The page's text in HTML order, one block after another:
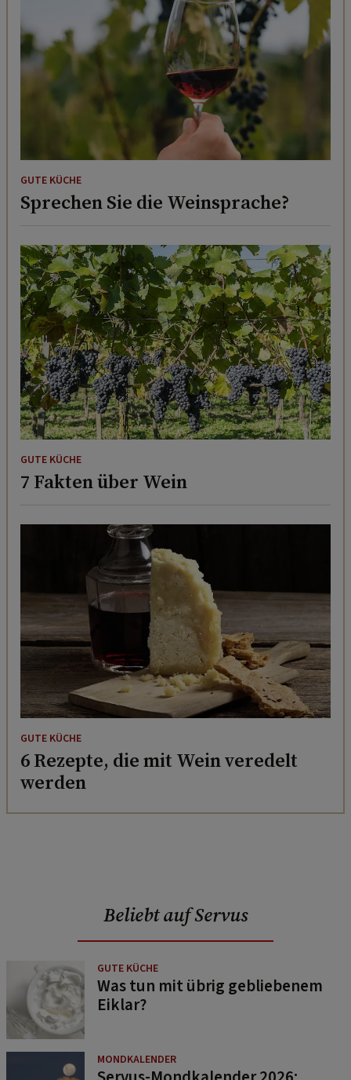
GUTE KÜCHE
Sprechen Sie die Weinsprache?
GUTE KÜCHE
7 Fakten über Wein
GUTE KÜCHE
6 Rezepte, die mit Wein veredelt
werden
Beliebt auf Servus
GUTE KÜCHE
Was tun mit übrig gebliebenem
Eiklar?
MONDKALENDER